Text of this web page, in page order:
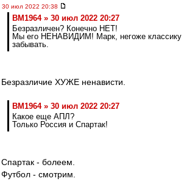
30 июл 2022 20:38
BM1964 » 30 июл 2022 20:27
Безразличен? Конечно НЕТ!
Мы его НЕНАВИДИМ! Марк, негоже классику
забывать.
Безразличие ХУЖЕ ненависти.
BM1964 » 30 июл 2022 20:27
Какое еще АПЛ?
Только Россия и Спартак!
Спартак - болеем.
Футбол - смотрим.